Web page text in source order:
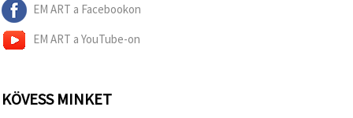
EM ART a Facebookon
EM ART a YouTube-on
KÖVESS MINKET